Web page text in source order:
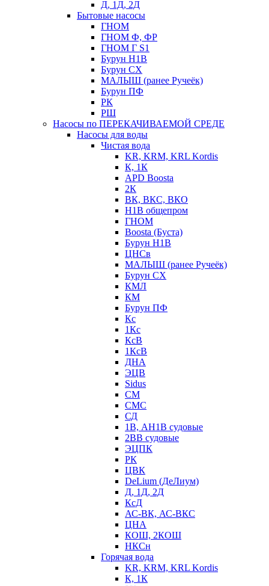
Д, 1Д, 2Д
Бытовые насосы
ГНОМ
ГНОМ Ф, ФР
ГНОМ Г S1
Бурун Н1В
Бурун СХ
МАЛЫШ (ранее Ручеёк)
Бурун ПФ
РК
РШ
Насосы по ПЕРЕКАЧИВАЕМОЙ СРЕДЕ
Насосы для воды
Чистая вода
KR, KRM, KRL Kordis
К, 1К
APD Boosta
2К
ВК, ВКС, ВКО
Н1В общепром
ГНОМ
Boosta (Буста)
Бурун Н1В
ЦНСв
МАЛЫШ (ранее Ручеёк)
Бурун СХ
КМЛ
КМ
Бурун ПФ
Кс
1Кс
КсВ
1КсВ
ДНА
ЭЦВ
Sidus
СМ
СМС
СД
1В, АН1В судовые
2ВВ судовые
ЭЦПК
РК
ЦВК
DeLium (ДеЛиум)
Д, 1Д, 2Д
КсД
АС-ВК, АС-ВКС
ЦНА
КОШ, 2КОШ
НКСн
Горячая вода
KR, KRM, KRL Kordis
К, 1К